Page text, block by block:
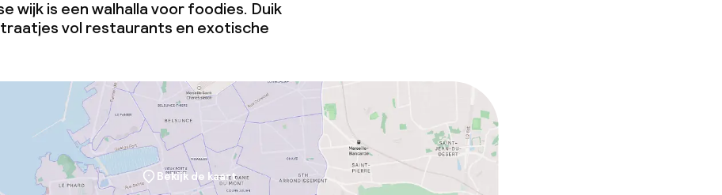
wijk is een walhalla voor foodies. Duik
vol restaurants en exotische
Bekijk de kaart